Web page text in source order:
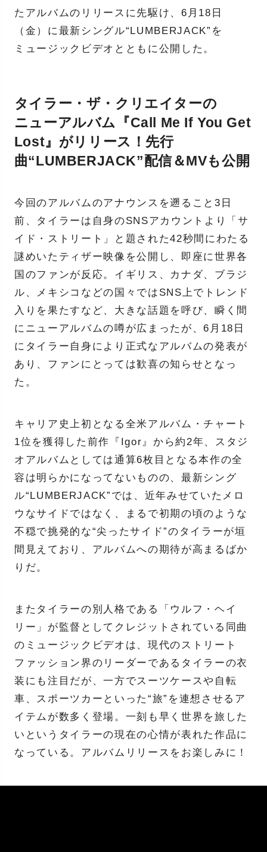
たアルバムのリリースに先駆け、6月18日
（金）に最新シングル“LUMBERJACK”を
ミュージックビデオとともに公開した。
タイラー・ザ・クリエイターの
ニューアルバム『Call Me If You Get
Lost』がリリース！先行
曲“LUMBERJACK”配信＆MVも公開
今回のアルバムのアナウンスを遡ること3日
前、タイラーは自身のSNSアカウントより「サ
イド・ストリート」と題された42秒間にわたる
謎めいたティザー映像を公開し、即座に世界各
国のファンが反応。イギリス、カナダ、ブラジ
ル、メキシコなどの国々ではSNS上でトレンド
入りを果たすなど、大きな話題を呼び、瞬く間
にニューアルバムの噂が広まったが、6月18日
にタイラー自身により正式なアルバムの発表が
あり、ファンにとっては歓喜の知らせとなっ
た。
キャリア史上初となる全米アルバム・チャート
1位を獲得した前作『Igor』から約2年、スタジ
オアルバムとしては通算6枚目となる本作の全
容は明らかになってないものの、最新シング
ル“LUMBERJACK”では、近年みせていたメロ
ウなサイドではなく、まるで初期の頃のような
不穏で挑発的な“尖ったサイド”のタイラーが垣
間見えており、アルバムへの期待が高まるばか
りだ。
またタイラーの別人格である「ウルフ・ヘイ
リー」が監督としてクレジットされている同曲
のミュージックビデオは、現代のストリート
ファッション界のリーダーであるタイラーの衣
装にも注目だが、一方でスーツケースや自転
車、スポーツカーといった“旅”を連想させるア
イテムが数多く登場。一刻も早く世界を旅した
いというタイラーの現在の心情が表れた作品に
なっている。アルバムリリースをお楽しみに！